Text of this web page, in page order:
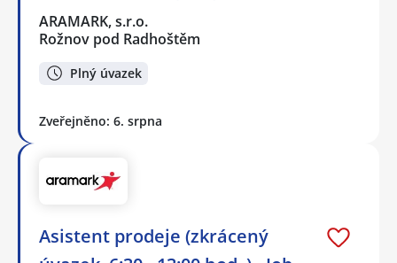
ARAMARK, s.r.o.
Rožnov pod Radhoštěm
Plný úvazek
Zveřejněno: 6. srpna
Asistent prodeje (zkrácený